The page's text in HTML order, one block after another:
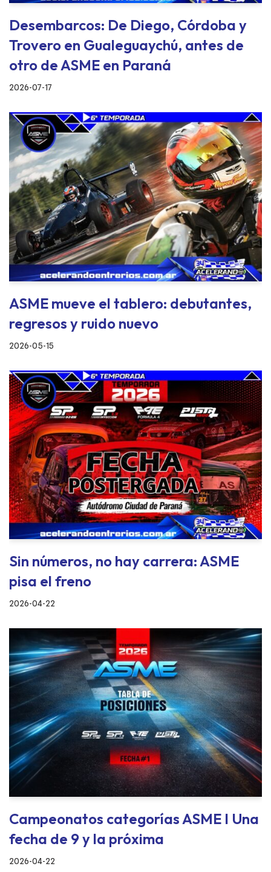
Desembarcos: De Diego, Córdoba y
Trovero en Gualeguaychú, antes de
otro de ASME en Paraná
2026-07-17
ASME mueve el tablero: debutantes,
regresos y ruido nuevo
2026-05-15
Sin números, no hay carrera: ASME
pisa el freno
2026-04-22
Campeonatos categorías ASME I Una
fecha de 9 y la próxima
2026-04-22